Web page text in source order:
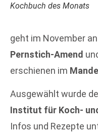
Kochbuch des Monats
geht im November an
Pernstich-Amend
erschienen im
Ausgewählt wurde
Institut für Koch-
Infos und Rezepte